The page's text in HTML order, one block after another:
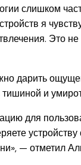
слишком
я
Это не
дарить
и
для
— отметил